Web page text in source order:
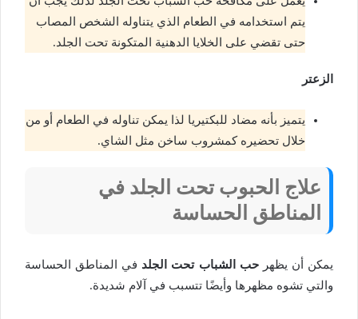
يتم استخدامه في الطعام الذي يتناوله الشخص المصاب
حتى تقضي على الخلايا الدهنية المتكونة تحت الجلد.
الزعتر
يتميز بأنه مضاد للبكتيريا لذا يمكن تناوله في الطعام أو من
خلال تحضيره كمشروب ساخن مثل الشاي.
علاج الحبوب تحت الجلد في
المناطق الحساسة
يمكن أن يظهرحب الشباب تحت الجلد في المناطق الحساسة
والتي تشوه مظهرها وأيضًا تتسبب في آلام شديدة.